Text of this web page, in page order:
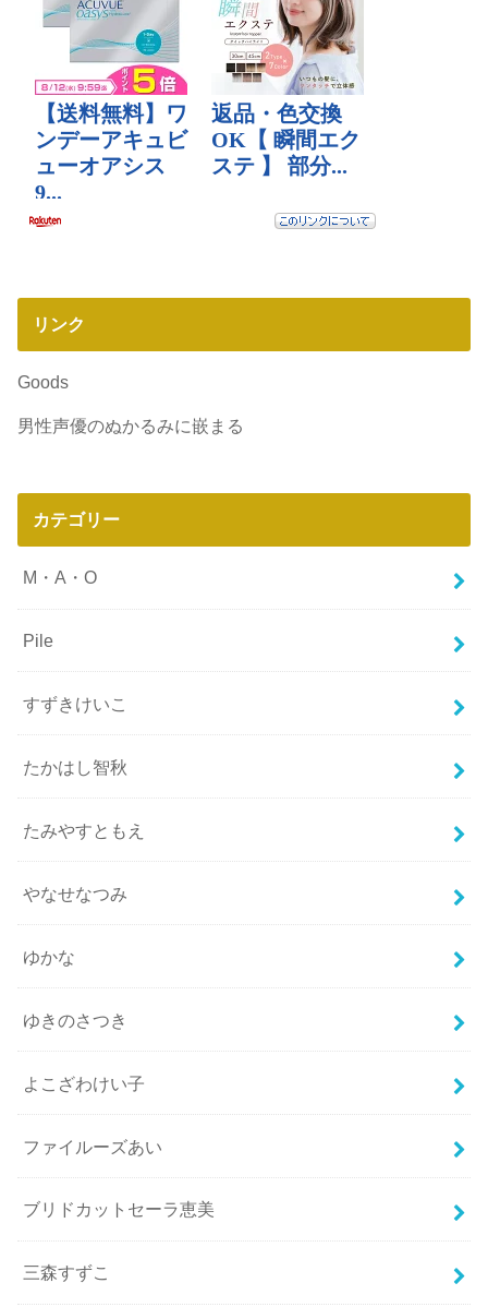
リンク
Goods
男性声優のぬかるみに嵌まる
カテゴリー
M・A・O
Pile
すずきけいこ
たかはし智秋
たみやすともえ
やなせなつみ
ゆかな
ゆきのさつき
よこざわけい子
ファイルーズあい
ブリドカットセーラ恵美
三森すずこ